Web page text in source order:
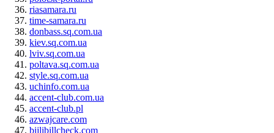
riasamara.ru
time-samara.ru
donbass.sq.com.ua
kiev.sq.com.ua
lviv.sq.com.ua
poltava.sq.com.ua
style.sq.com.ua
uchinfo.com.ua
accent-club.com.ua
accent-club.pl
azwajcare.com
bijlibillcheck.com